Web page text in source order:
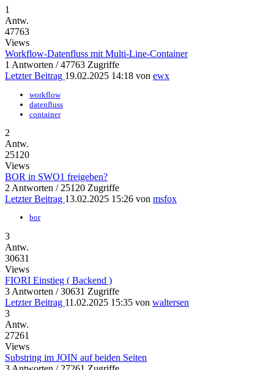
1
Antw.
47763
Views
Workflow-Datenfluss mit Multi-Line-Container
1 Antworten / 47763 Zugriffe
Letzter Beitrag 19.02.2025 14:18 von ewx
workflow
datenfluss
container
2
Antw.
25120
Views
BOR in SWO1 freigeben?
2 Antworten / 25120 Zugriffe
Letzter Beitrag 13.02.2025 15:26 von msfox
bor
3
Antw.
30631
Views
FIORI Einstieg ( Backend )
3 Antworten / 30631 Zugriffe
Letzter Beitrag 11.02.2025 15:35 von waltersen
3
Antw.
27261
Views
Substring im JOIN auf beiden Seiten